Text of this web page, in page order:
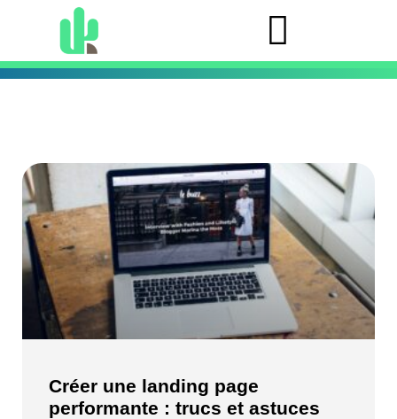
Créer une landing page
performante : trucs et astuces